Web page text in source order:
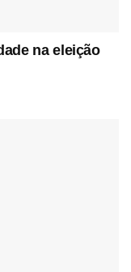
na eleição